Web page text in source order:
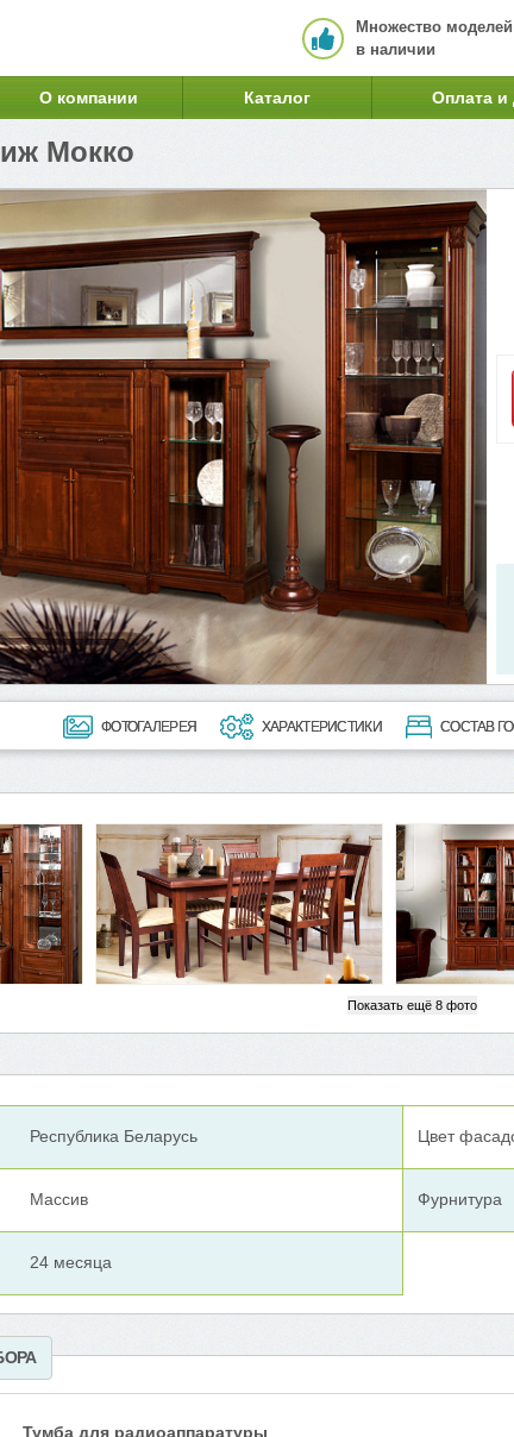
Множество моделей
в наличии
О компании Каталог Оплата и
Мокко
ФОТОГАЛЕРЕЯ ХАРАКТЕРИСТИКИ СОСТАВ
Показать ещё 8 фото
Республика Беларусь
Массив
24 месяца
Цвет
Фурнитура
Тумба для радиоаппаратуры